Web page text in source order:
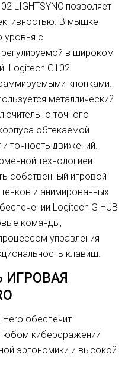
LIGHTSYNC позволяет
В мышке
уровня с
в широком
Logitech G102
кнопками.
металлический
точного
обтекаемой
точность движений.
технологией
собственный игровой
и анимированных
Logitech G HUB
команды,
управления
клавиш.
обеспечит
киберсражении
эргономики и высокой